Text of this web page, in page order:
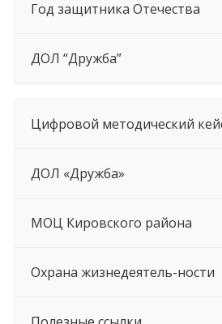
Год защитника Отечества
ДОЛ “Дружба”
Цифровой методический
ДОЛ «Дружба»
МОЦ Кировского района
Охрана жизнедеятель-ности